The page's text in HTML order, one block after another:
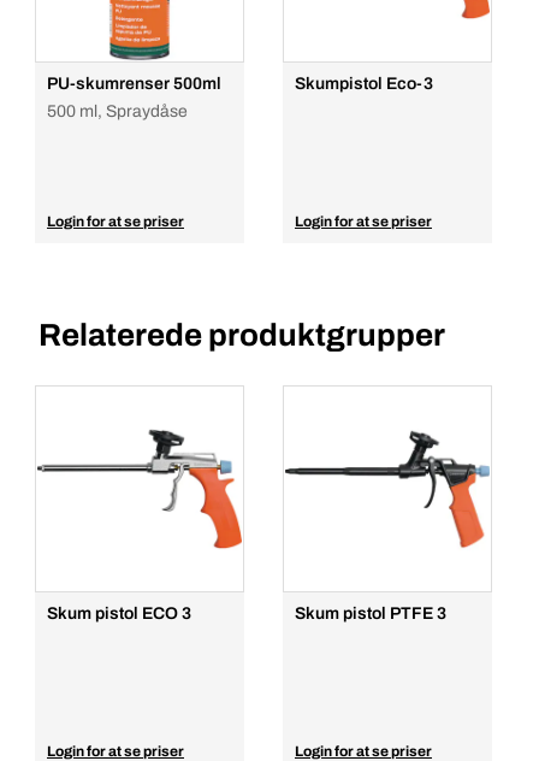
PU-skumrenser 500ml
500 ml, Spraydåse
Login for at se priser
Skumpistol Eco-3
Login for at se priser
Relaterede produktgrupper
Skum pistol ECO 3
Login for at se priser
Skum pistol PTFE 3
Login for at se priser